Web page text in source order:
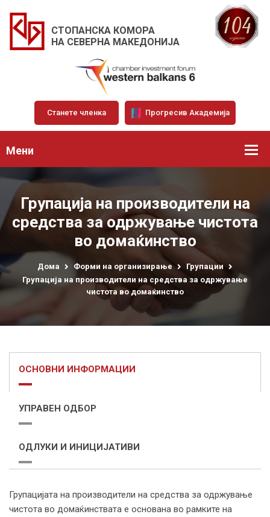
СТОПАНСКА КОМОРА
НА СЕВЕРНА МАКЕДОНИЈА
Станете членка Прогресив Академија
Мени
Групација на производители на
средства за одржување чистота
во домаќинство
Дома Форми на организирање
Групации
Групација на производители на средства за одржување
чистота во домаќинство
ОСНОВНИ ИНФОРМАЦИИ
УПРАВЕН ОДБОР
ОДЛУКИ И ИНИЦИЈАТИВИ
Групацијата на производители на средства за одржување
чистота во домаќинствата е основана во рамките на